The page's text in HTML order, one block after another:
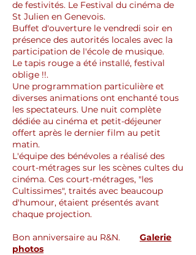
de festivités. Le Festival du cinéma de
St Julien en Genevois.
Buffet d'ouverture le vendredi soir en
présence des autorités locales avec la
participation de l'école de musique.
Le tapis rouge a été installé, festival
oblige !!.
Une programmation particulière et
diverses animations ont enchanté tous
les spectateurs. Une nuit complète
dédiée au cinéma et petit-déjeuner
offert après le dernier film au petit
matin.
L'équipe des bénévoles a réalisé des
court-métrages sur les scènes cultes du
cinéma. Ces court-métrages, "les
Cultissimes", traités avec beaucoup
d'humour, étaient présentés avant
chaque projection.
Bon anniversaire au R&N. Galerie
photos